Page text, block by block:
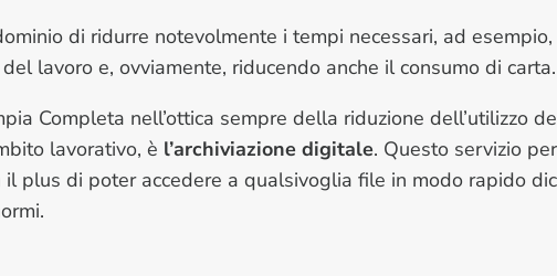
di ridurre notevolmente i tempi necessari, ad
lavoro e, ovviamente, riducendo anche il consumo di carta.
Completa nell’ottica sempre della riduzione dell’utilizzo
lavorativo, è l’archiviazione digitale. Questo servizio
plus di poter accedere a qualsivoglia file in modo rapido